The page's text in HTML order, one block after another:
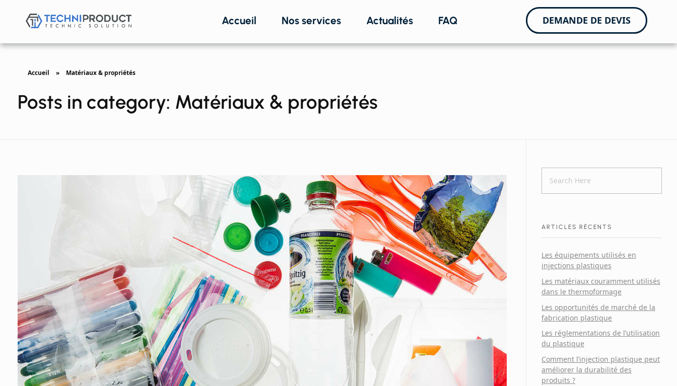
Accueil Nos services Actualités FAQ DEMANDE DE DEVIS
Accueil » Matériaux & propriétés
Posts in category: Matériaux & propriétés
ARTICLES RÉCENTS
Les équipements utilisés en
injections plastiques
Les matériaux couramment utilisés
dans le thermoformage
Les opportunités de marché de la
fabrication plastique
Les réglementations de l’utilisation
du plastique
Comment l’injection plastique peut
améliorer la durabilité des
produits ?